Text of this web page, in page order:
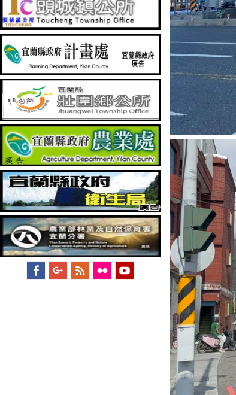
FacebookGoogleplus
Feed Flickr YouTube